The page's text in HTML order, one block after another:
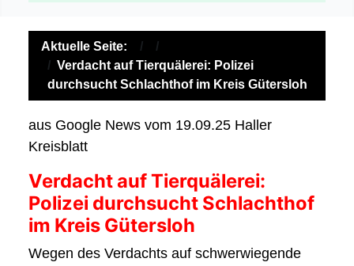
Aktuelle Seite:
Verdacht auf Tierquälerei: Polizei
durchsucht Schlachthof im Kreis Gütersloh
aus Google News vom 19.09.25 Haller
Kreisblatt
Verdacht auf Tierquälerei:
Polizei durchsucht Schlachthof
im Kreis Gütersloh
Wegen des Verdachts auf schwerwiegende